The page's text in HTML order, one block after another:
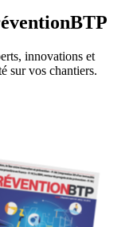
innovations et
sur vos chantiers.